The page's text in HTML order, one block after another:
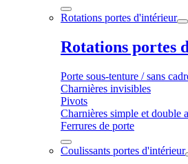
Rotations portes d'intérieur
Rotations portes
Porte sous-tenture / sans
Charnières invisibles
Pivots
Charnières simple et double
Ferrures de porte
Coulissants portes d'intérieur